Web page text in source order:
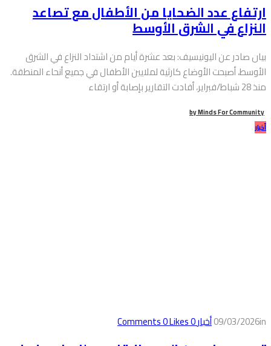
ارتفاع عدد الضحايا من الأطفال مع تصاعد
النزاع في الشرق الأوسط
بيان صادر عن اليونيسيف: بعد عشرة أيام من اشتداد النزاع في الشرق
الأوسط، أصبحت الأوضاع كارثية لملايين الأطفال في جميع أنحاء المنطقة.
منذ 28 شباط/فبراير، أفادت التقارير بإصابة أو ارتقاء
byMinds For Community
أخبار
09/03/2026in أخبار0
Comments
0Likes